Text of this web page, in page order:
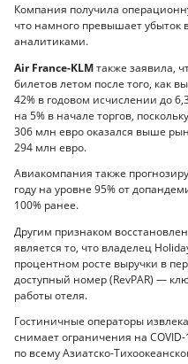
Компания получила
что намного превышает
аналитиками.
Air France-KLMтакже заявила,
билетов летом после того, как
42% в годовом исчислении до
на 5% в начале торгов,
306 млн евро оказался выше
294 млн евро.
Авиакомпания также
году на уровне 95% от
100% ранее.
Другим признаком
является то, что владелец
процентном росте выручки в
доступный номер (RevPAR) —
работы отеля.
Гостиничные операторы
снимает ограничения на
по всему Азиатско-